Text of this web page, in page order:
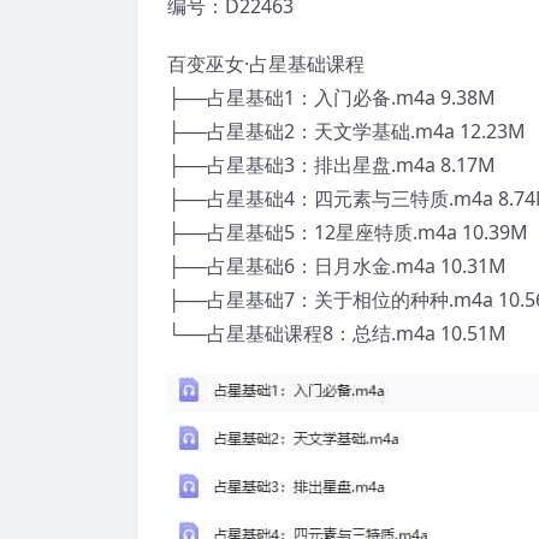
编号：D22463
百变巫女·占星基础课程
├──占星基础1：入门必备.m4a 9.38M
├──占星基础2：天文学基础.m4a 12.23M
├──占星基础3：排出星盘.m4a 8.17M
├──占星基础4：四元素与三特质.m4a
├──占星基础5：12星座特质.m4a 10.39M
├──占星基础6：日月水金.m4a 10.31M
├──占星基础7：关于相位的种种.m4a
└──占星基础课程8：总结.m4a 10.51M